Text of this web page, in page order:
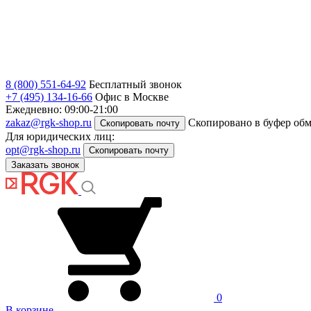
8 (800) 551-64-92 Бесплатный звонок
+7 (495) 134-16-66 Офис в Москве
Ежедневно: 09:00-21:00
zakaz@rgk-shop.ru
Скопировать почту
Скопировано в буфер
Для юридических лиц:
opt@rgk-shop.ru
Скопировать почту
Заказать звонок
0